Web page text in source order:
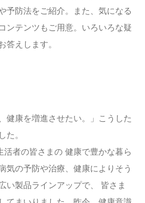
予防法をご紹介。また、気になる
ンテンツもご用意。いろいろな疑
答えします。
健康を増進させたい。」こうした
た。
者の皆さまの 健康で豊かな暮ら
気の予防や治療、健康によりそう
い製品ラインアップで、 皆さま